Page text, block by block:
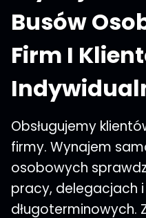
Busów
Firm I
Obsługujemy
firmy. Wynajem
osobowych
pracy, delegacjach
długoterminowych.